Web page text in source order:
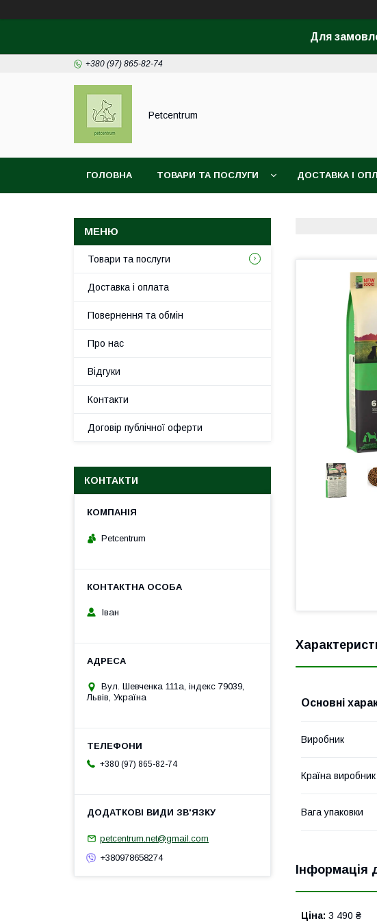
Для
+380 (97) 865-82-74
Petcentrum
ГОЛОВНА ТОВАРИ ТА ПОСЛУГИ ДОСТАВКА І
Основні
Виробник
Країна виробник
Вага упаковки
Інформація
Ціна: 3 490 ₴
Товари та послуги
Доставка і оплата
Повернення та обмін
Про нас
Відгуки
Контакти
Договір публічної оферти
КОНТАКТИ
Petcentrum
Іван
Вул. Шевченка 111а, індекс 79039,
Львів, Україна
+380 (97) 865-82-74
petcentrum.net@gmail.com
+380978658274